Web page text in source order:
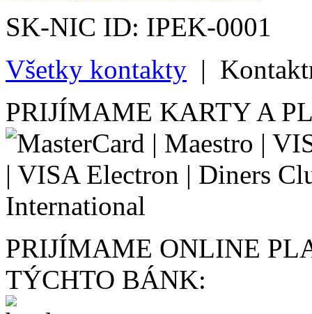
SK-NIC ID: IPEK-0001
Všetky kontakty |
PRIJÍMAME KARTY A
PRIJÍMAME ONLINE
TÝCHTO BÁNK: